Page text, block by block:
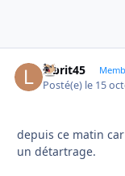
labrit45
Posté(e) le 15
depuis ce matin
un détartrage.